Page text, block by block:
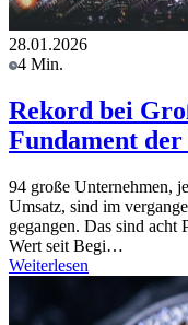
28.01.2026
4 Min.
Rekord bei
Fundament
94 große Unternehmen,
Umsatz, sind im
gegangen. Das sind acht
Wert seit Begi…
Weiterlesen